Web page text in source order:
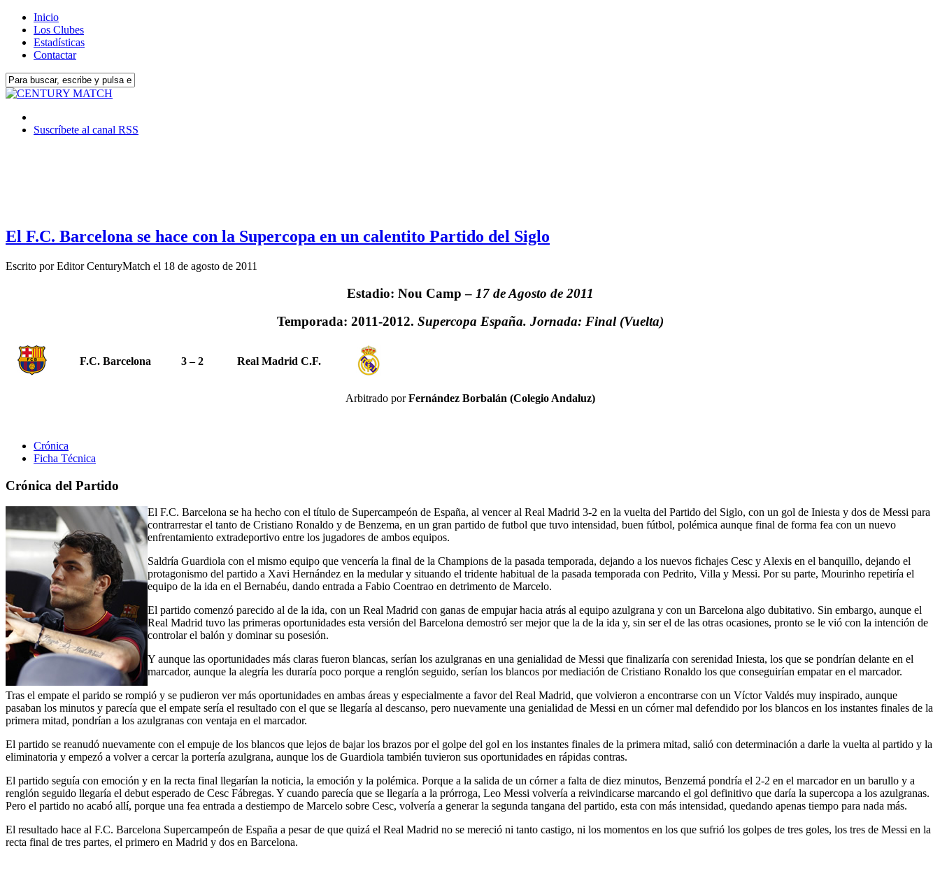
Inicio
Los Clubes
Estadísticas
Contactar
Suscríbete al canal RSS
El F.C. Barcelona se hace con la Supercopa en un calentito Partido del Siglo
Escrito porEditor CenturyMatch el 18 de agosto de 2011
Estadio: Nou Camp – 17 de Agosto de 2011
Temporada: 2011-2012. Supercopa España. Jornada: Final (Vuelta)
F.C. Barcelona 3 – 2 Real Madrid C.F.
Arbitrado porFernández Borbalán (Colegio Andaluz)
Crónica
Ficha Técnica
Crónica del Partido
El F.C. Barcelona se ha hecho con el título de Supercampeón de España, al vencer al Real Madrid 3-2 en la vuelta del Partido del Siglo, con un gol de Iniesta y dos de Messi para
contrarrestar el tanto de Cristiano Ronaldo y de Benzema, en un gran partido de futbol que tuvo intensidad, buen fútbol, polémica aunque final de forma fea con un nuevo
enfrentamiento extradeportivo entre los jugadores de ambos equipos.
Saldría Guardiola con el mismo equipo que vencería la final de la Champions de la pasada temporada, dejando a los nuevos fichajes Cesc y Alexis en el banquillo, dejando el
protagonismo del partido a Xavi Hernández en la medular y situando el tridente habitual de la pasada temporada con Pedrito, Villa y Messi. Por su parte, Mourinho repetiría el
equipo de la ida en el Bernabéu, dando entrada a Fabio Coentrao en detrimento de Marcelo.
El partido comenzó parecido al de la ida, con un Real Madrid con ganas de empujar hacia atrás al equipo azulgrana y con un Barcelona algo dubitativo. Sin embargo, aunque el
Real Madrid tuvo las primeras oportunidades esta versión del Barcelona demostró ser mejor que la de la ida y, sin ser el de las otras ocasiones, pronto se le vió con la intención de
controlar el balón y dominar su posesión.
Y aunque las oportunidades más claras fueron blancas, serían los azulgranas en una genialidad de Messi que finalizaría con serenidad Iniesta, los que se pondrían delante en el
marcador, aunque la alegría les duraría poco porque a renglón seguido, serían los blancos por mediación de Cristiano Ronaldo los que conseguirían empatar en el marcador.
Tras el empate el parido se rompió y se pudieron ver más oportunidades en ambas áreas y especialmente a favor del Real Madrid, que volvieron a encontrarse con un Víctor Valdés muy inspirado, aunque
pasaban los minutos y parecía que el empate sería el resultado con el que se llegaría al descanso, pero nuevamente una genialidad de Messi en un córner mal defendido por los blancos en los instantes finales de la
primera mitad, pondrían a los azulgranas con ventaja en el marcador.
El partido se reanudó nuevamente con el empuje de los blancos que lejos de bajar los brazos por el golpe del gol en los instantes finales de la primera mitad, salió con determinación a darle la vuelta al partido y la
eliminatoria y empezó a volver a cercar la portería azulgrana, aunque los de Guardiola también tuvieron sus oportunidades en rápidas contras.
El partido seguía con emoción y en la recta final llegarían la noticia, la emoción y la polémica. Porque a la salida de un córner a falta de diez minutos, Benzemá pondría el 2-2 en el marcador en un barullo y a
renglón seguido llegaría el debut esperado de Cesc Fábregas. Y cuando parecía que se llegaría a la prórroga, Leo Messi volvería a reivindicarse marcando el gol definitivo que daría la supercopa a los azulgranas.
Pero el partido no acabó allí, porque una fea entrada a destiempo de Marcelo sobre Cesc, volvería a generar la segunda tangana del partido, esta con más intensidad, quedando apenas tiempo para nada más.
El resultado hace al F.C. Barcelona Supercampeón de España a pesar de que quizá el Real Madrid no se mereció ni tanto castigo, ni los momentos en los que sufrió los golpes de tres goles, los tres de Messi en la
recta final de tres partes, el primero en Madrid y dos en Barcelona.